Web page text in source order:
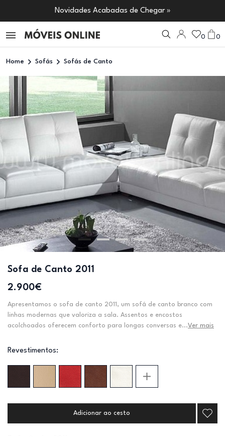
Novidades Acabadas de Chegar »
0 0
Home Sofás Sofás de Canto
Sofa de Canto 2011
2.900€
Apresentamos o sofa de canto 2011, um sofá de canto branco com
linhas modernas que valoriza a sala. Assentos e encostos
acolchoados oferecem conforto para longas conversas e...Ver mais
Revestimentos:
Adicionar ao cesto